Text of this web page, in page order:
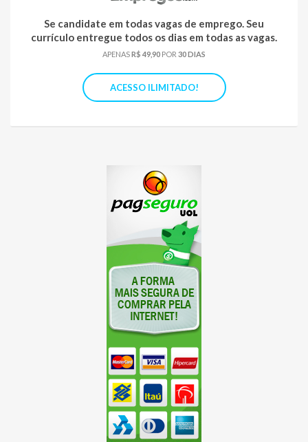
Se candidate em todas vagas de emprego. Seu
currículo entregue todos os dias em todas as vagas.
APENASR$ 49,90 POR 30 DIAS
ACESSO ILIMITADO!